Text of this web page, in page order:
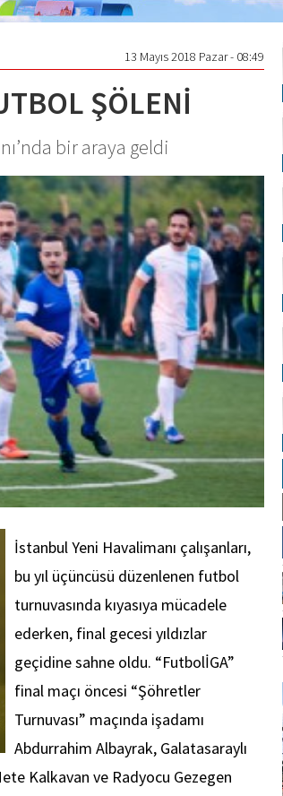
13 Mayıs 2018 Pazar - 08:49
ŞÖLENİ
bir araya geldi
İstanbul Yeni Havalimanı çalışanları,
bu yıl üçüncüsü düzenlenen futbol
turnuvasında kıyasıya mücadele
ederken, final gecesi yıldızlar
geçidine sahne oldu. “FutbolİGA”
final maçı öncesi “Şöhretler
Turnuvası” maçında işadamı
Abdurrahim Albayrak, Galatasaraylı
Kalkavan ve Radyocu Gezegen